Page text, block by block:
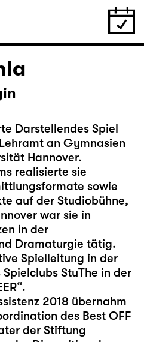
Darstellendes Spiel
an Gymnasien
Hannover.
realisierte sie
sowie
auf der Studiobühne,
war sie in
in der
Dramaturgie tätig.
Spielleitung in der
StuThe in der
2018 übernahm
des Best OFF
der Stiftung